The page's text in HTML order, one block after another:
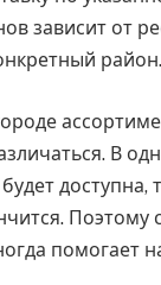
зависит от
район.
В
доступна,
Поэтому
помогает